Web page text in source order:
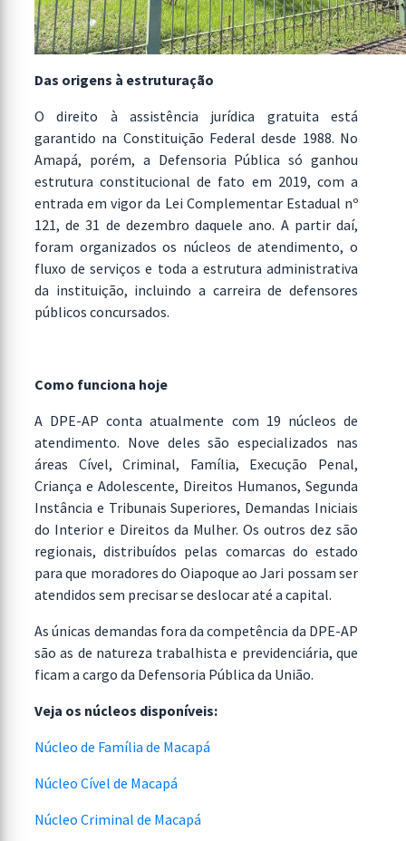
Das origens à estruturação
O direito à assistência jurídica gratuita está
garantido na Constituição Federal desde 1988. No
Amapá, porém, a Defensoria Pública só ganhou
estrutura constitucional de fato em 2019, com a
entrada em vigor da Lei Complementar Estadual nº
121, de 31 de dezembro daquele ano. A partir daí,
foram organizados os núcleos de atendimento, o
fluxo de serviços e toda a estrutura administrativa
da instituição, incluindo a carreira de defensores
públicos concursados.
Como funciona hoje
A DPE-AP conta atualmente com 19 núcleos de
atendimento. Nove deles são especializados nas
áreas Cível, Criminal, Família, Execução Penal,
Criança e Adolescente, Direitos Humanos, Segunda
Instância e Tribunais Superiores, Demandas Iniciais
do Interior e Direitos da Mulher. Os outros dez são
regionais, distribuídos pelas comarcas do estado
para que moradores do Oiapoque ao Jari possam ser
atendidos sem precisar se deslocar até a capital.
As únicas demandas fora da competência da DPE-AP
são as de natureza trabalhista e previdenciária, que
ficam a cargo da Defensoria Pública da União.
Veja os núcleos disponíveis:
Núcleo de Família de Macapá
Núcleo Cível de Macapá
Núcleo Criminal de Macapá